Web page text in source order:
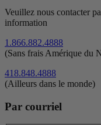
Veuillez nous contacter
information
1.866.882.4888
(Sans frais Amérique du
418.848.4888
(Ailleurs dans le monde)
Par courriel